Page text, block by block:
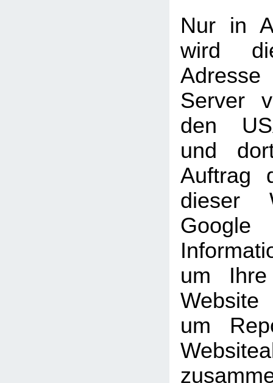
Nur in
wird
Server
den
und
Auftrag
dieser
um
um